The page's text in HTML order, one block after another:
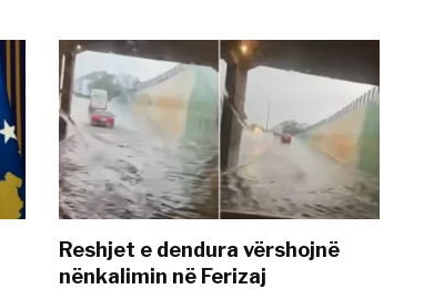
Reshjet e dendura vërshojnë
nënkalimin në Ferizaj